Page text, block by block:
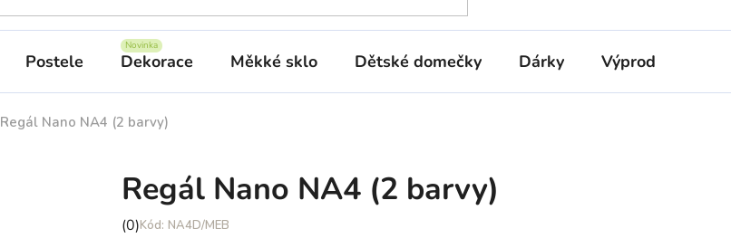
Postele Dekorace Měkké sklo Dětské domečky Dárky Výprodej %
Regál Nano NA4 (2 barvy)
Regál Nano NA4 (2 barvy)
Průměrné
(0) NA4D/MEB